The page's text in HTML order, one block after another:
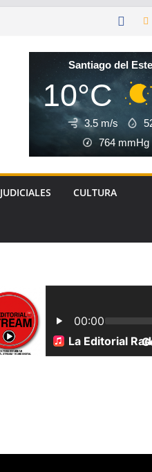
Santiago del
10°C
3.5 m/s
764 mmHg
JUDICIALES CULTURA